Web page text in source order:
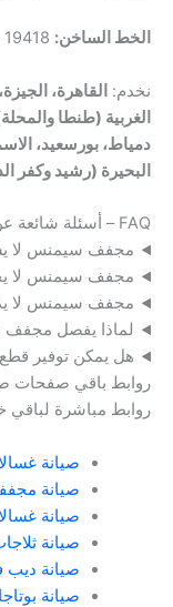
الخط الساخن:
نخدم: القاهرة،
الغربية (طنطا
دمياط، بورسعيد،
البحيرة (رشيد وكفر
FAQ – أسئلة شائعة عن صيانة مجففات سيمنس
مجفف سيمنس لا
مجفف سيمنس لا
مجفف سيمنس لا
لماذا يفصل مجفف
هل يمكن توفير
روابط باقي صفحات
روابط مباشرة لباقي
صيانة
صيانة
صيانة
صيانة
صيانة
صيانة